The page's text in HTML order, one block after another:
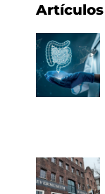
Artículos